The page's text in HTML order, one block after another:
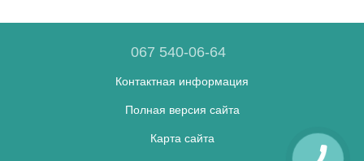
067 540-06-64
Контактная информация
Полная версия сайта
Карта сайта